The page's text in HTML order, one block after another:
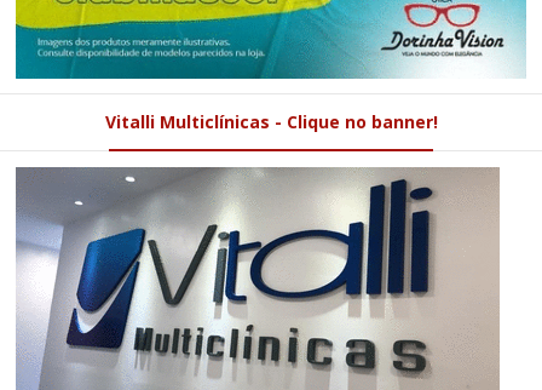
Vitalli Multiclínicas - Clique no banner!